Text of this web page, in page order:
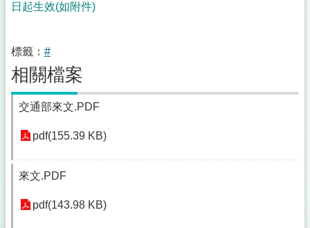
日起生效(如附件)
標籤： #
相關檔案
交通部來文.PDF
pdf(155.39 KB)
來文.PDF
pdf(143.98 KB)